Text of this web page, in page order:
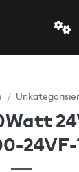
/
24VF-